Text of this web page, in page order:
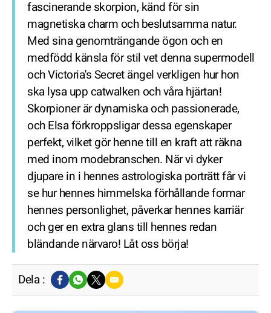
fascinerande skorpion, känd för sin
magnetiska charm och beslutsamma natur.
Med sina genomträngande ögon och en
medfödd känsla för stil vet denna supermodell
och Victoria's Secret ängel verkligen hur hon
ska lysa upp catwalken och våra hjärtan!
Skorpioner är dynamiska och passionerade,
och Elsa förkroppsligar dessa egenskaper
perfekt, vilket gör henne till en kraft att räkna
med inom modebranschen. När vi dyker
djupare in i hennes astrologiska porträtt får vi
se hur hennes himmelska förhållande formar
hennes personlighet, påverkar hennes karriär
och ger en extra glans till hennes redan
bländande närvaro! Låt oss börja!
Dela :